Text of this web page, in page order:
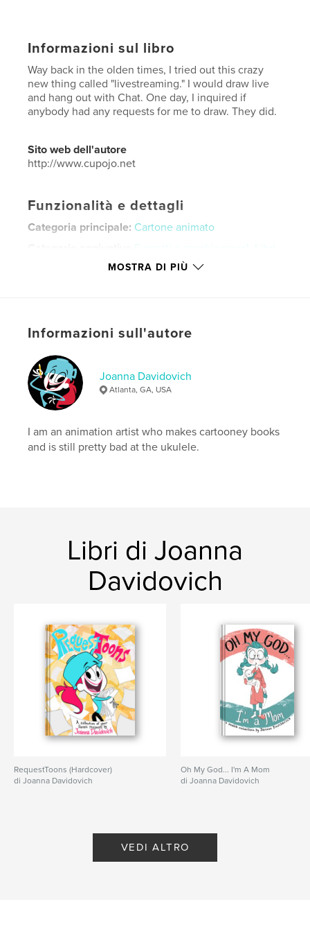
Informazioni sul libro
Way back in the olden times, I tried out this crazy
new thing called "livestreaming." I would draw live
and hang out with Chat. One day, I inquired if
anybody had any requests for me to draw. They did.
Sito web dell'autore
http://www.cupojo.net
Funzionalità e dettagli
Categoria principale: Cartone animato
Fumetti e graphic novel
d'arte e fotografia
Copertina morbida: 9798261016168
Data di pubblicazione:
LinguaEnglish
Parole chiave
illustration
humor
MOSTRA DI PIÙ
Informazioni sull'autore
Joanna Davidovich
Atlanta, GA, USA
I am an animation artist who makes cartooney books
and is still pretty bad at the ukulele.
Libri di Joanna
Davidovich
RequestToons (Hardcover)
di Joanna Davidovich
Oh My God... I'm A Mom
di Joanna Davidovich
VEDI ALTRO